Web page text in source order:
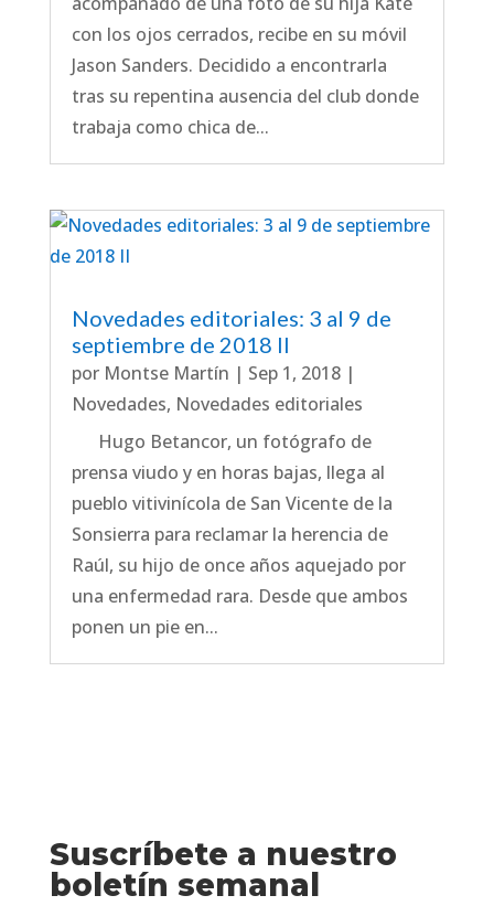
con los ojos cerrados, recibe en su móvil
Jason Sanders. Decidido a encontrarla
tras su repentina ausencia del club donde
trabaja como chica de...
Novedades editoriales: 3 al 9 de
septiembre de 2018 II
por Montse Martín | Sep 1, 2018|
Novedades, Novedades editoriales
Hugo Betancor, un fotógrafo de
prensa viudo y en horas bajas, llega al
pueblo vitivinícola de San Vicente de la
Sonsierra para reclamar la herencia de
Raúl, su hijo de once años aquejado por
una enfermedad rara. Desde que ambos
ponen un pie en...
Suscríbete a nuestro
boletín semanal